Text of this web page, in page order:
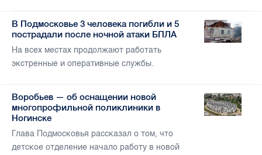
В Подмосковье 3 человека погибли и 5
пострадали после ночной атаки БПЛА
На всех местах продолжают работать
экстренные и оперативные службы.
Воробьев — об оснащении новой
многопрофильной поликлиники в
Ногинске
Глава Подмосковья рассказал о том, что
детское отделение начало работу в новой